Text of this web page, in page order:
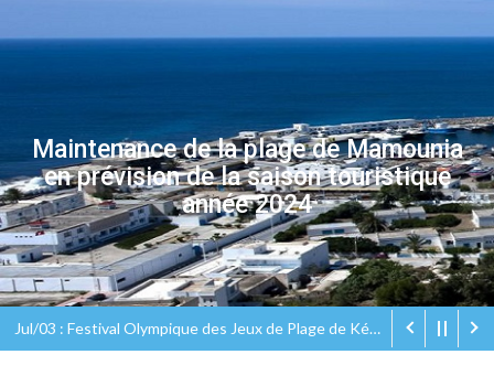
Maintenance de la plage de Mamounia
en prévision de la saison touristique
année 2024
Jul/03 : Festival Olympique des Jeux de Plage de Kélibia Olympic Eco Beach Games